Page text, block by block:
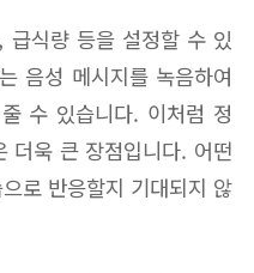
급식량 등을 설정할 수 있
음성 메시지를 녹음하여
수 있습니다. 이처럼 정
더욱 큰 장점입니다. 어떤
로 반응할지 기대되지 않